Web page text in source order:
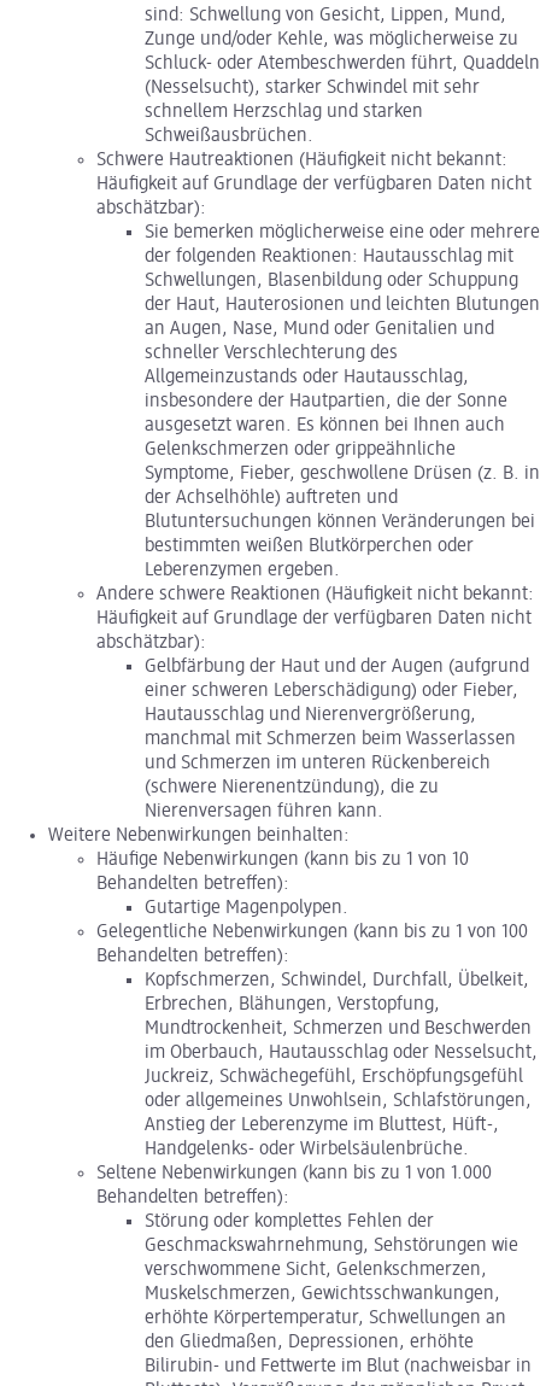
sind: Schwellung von Gesicht, Lippen, Mund,
Zunge und/oder Kehle, was möglicherweise zu
Schluck- oder Atembeschwerden führt, Quaddeln
(Nesselsucht), starker Schwindel mit sehr
schnellem Herzschlag und starken
Schweißausbrüchen.
Schwere Hautreaktionen (Häufigkeit nicht bekannt:
Häufigkeit auf Grundlage der verfügbaren Daten nicht
abschätzbar):
Sie bemerken möglicherweise eine oder mehrere
der folgenden Reaktionen: Hautausschlag mit
Schwellungen, Blasenbildung oder Schuppung
der Haut, Hauterosionen und leichten Blutungen
an Augen, Nase, Mund oder Genitalien und
schneller Verschlechterung des
Allgemeinzustands oder Hautausschlag,
insbesondere der Hautpartien, die der Sonne
ausgesetzt waren. Es können bei Ihnen auch
Gelenkschmerzen oder grippeähnliche
Symptome, Fieber, geschwollene Drüsen (z. B. in
der Achselhöhle) auftreten und
Blutuntersuchungen können Veränderungen bei
bestimmten weißen Blutkörperchen oder
Leberenzymen ergeben.
Andere schwere Reaktionen (Häufigkeit nicht bekannt:
Häufigkeit auf Grundlage der verfügbaren Daten nicht
abschätzbar):
Gelbfärbung der Haut und der Augen (aufgrund
einer schweren Leberschädigung) oder Fieber,
Hautausschlag und Nierenvergrößerung,
manchmal mit Schmerzen beim Wasserlassen
und Schmerzen im unteren Rückenbereich
(schwere Nierenentzündung), die zu
Nierenversagen führen kann.
Weitere Nebenwirkungen beinhalten:
Häufige Nebenwirkungen (kann bis zu 1 von 10
Behandelten betreffen):
Gutartige Magenpolypen.
Gelegentliche Nebenwirkungen (kann bis zu 1 von 100
Behandelten betreffen):
Kopfschmerzen, Schwindel, Durchfall, Übelkeit,
Erbrechen, Blähungen, Verstopfung,
Mundtrockenheit, Schmerzen und Beschwerden
im Oberbauch, Hautausschlag oder Nesselsucht,
Juckreiz, Schwächegefühl, Erschöpfungsgefühl
oder allgemeines Unwohlsein, Schlafstörungen,
Anstieg der Leberenzyme im Bluttest, Hüft-,
Handgelenks- oder Wirbelsäulenbrüche.
Seltene Nebenwirkungen (kann bis zu 1 von 1.000
Behandelten betreffen):
Störung oder komplettes Fehlen der
Geschmackswahrnehmung, Sehstörungen wie
verschwommene Sicht, Gelenkschmerzen,
Muskelschmerzen, Gewichtsschwankungen,
erhöhte Körpertemperatur, Schwellungen an
den Gliedmaßen, Depressionen, erhöhte
Bilirubin- und Fettwerte im Blut (nachweisbar in